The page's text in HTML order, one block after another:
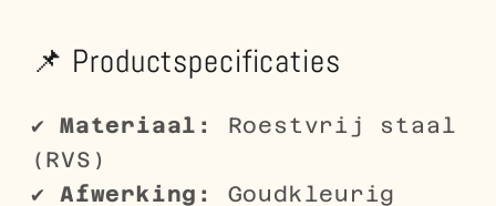
📌 Productspecificaties
✔Materiaal:
Roestvrij staal
(RVS)
✔Afwerking:
Goudkleurig